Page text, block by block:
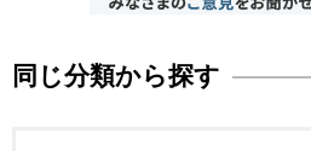
同じ分類から探す